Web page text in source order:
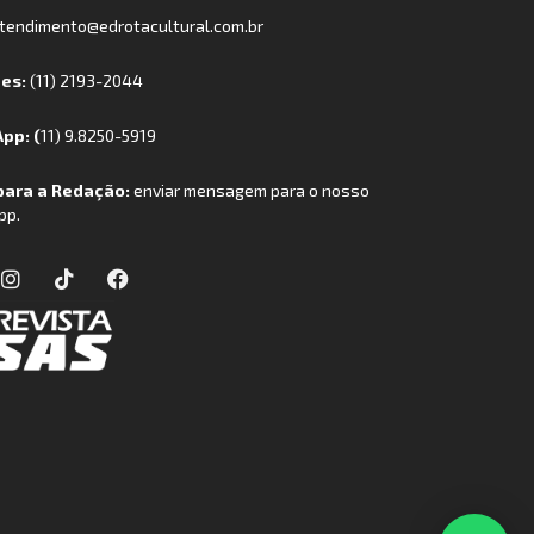
(11) 2193-2044
(11) 9.8250-5919
a Redação:enviar mensagem para o nosso